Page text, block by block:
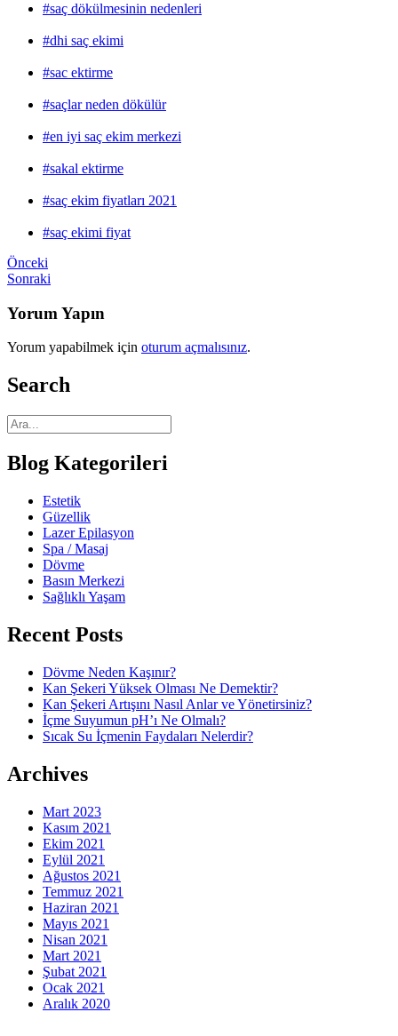
#saç dökülmesinin nedenleri
#dhi saç ekimi
#sac ektirme
#saçlar neden dökülür
#en iyi saç ekim merkezi
#sakal ektirme
#saç ekim fiyatları 2021
#saç ekimi fiyat
Önceki
Sonraki
Yorum Yapın
Yorum yapabilmek için oturum açmalısınız.
Search
Blog Kategorileri
Estetik
Güzellik
Lazer Epilasyon
Spa / Masaj
Dövme
Basın Merkezi
Sağlıklı Yaşam
Recent Posts
Dövme Neden Kaşınır?
Kan Şekeri Yüksek Olması Ne Demektir?
Kan Şekeri Artışını Nasıl Anlar ve Yönetirsiniz?
İçme Suyumun pH’ı Ne Olmalı?
Sıcak Su İçmenin Faydaları Nelerdir?
Archives
Mart 2023
Kasım 2021
Ekim 2021
Eylül 2021
Ağustos 2021
Temmuz 2021
Haziran 2021
Mayıs 2021
Nisan 2021
Mart 2021
Şubat 2021
Ocak 2021
Aralık 2020